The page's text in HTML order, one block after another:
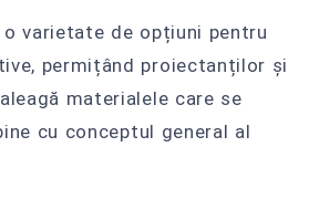
varietate de opțiuni pentru
permițând proiectanților și
materialele care se
cu conceptul general al